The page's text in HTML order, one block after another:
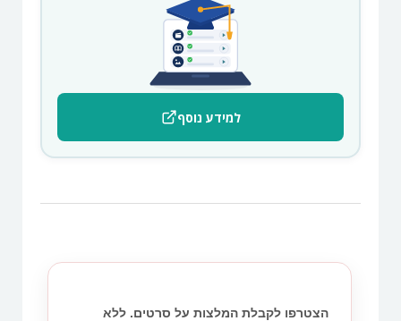
למידע נוסף
הצטרפו לקבלת המלצות על סרטים. ללא